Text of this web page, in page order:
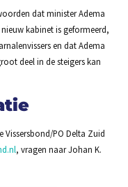
dat minister Adema
kabinet is geformeerd,
en dat Adema
deel in de steigers kan
PO Delta Zuid
, vragen naar Johan K.